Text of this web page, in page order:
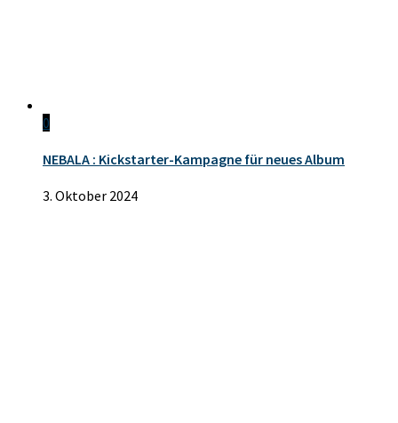
0
NEBALA : Kickstarter-Kampagne für neues Album
3. Oktober 2024